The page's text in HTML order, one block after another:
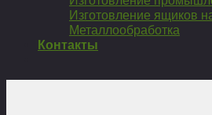
Изготовление ящиков
Металлообработка
Контакты